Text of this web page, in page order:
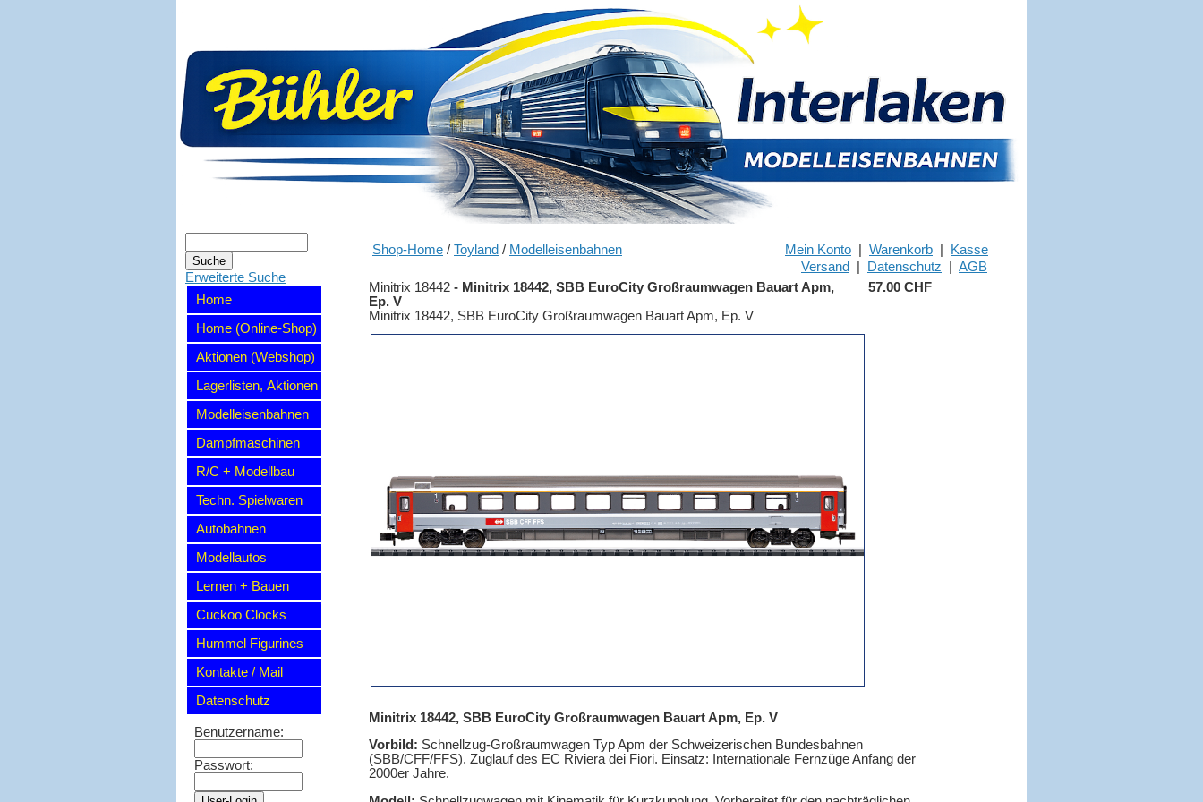
Erweiterte Suche
Home
Home (Online-Shop)
Aktionen (Webshop)
Lagerlisten, Aktionen
Modelleisenbahnen
Dampfmaschinen
R/C + Modellbau
Techn. Spielwaren
Autobahnen
Modellautos
Lernen + Bauen
Cuckoo Clocks
Hummel Figurines
Kontakte / Mail
Datenschutz
Benutzername:
Passwort:
Shop-Home / Toyland / Modelleisenbahnen Mein Konto Warenkorb
Kasse
Versand
Datenschutz
AGB
Minitrix 18442 - Minitrix 18442, SBB EuroCity Großraumwagen Bauart Apm,
Ep. V
Minitrix 18442, SBB EuroCity Großraumwagen Bauart Apm, Ep. V
57.00 CHF
Minitrix 18442, SBB EuroCity Großraumwagen Bauart Apm, Ep. V
Vorbild: Schnellzug-Großraumwagen Typ Apm der Schweizerischen Bundesbahnen
(SBB/CFF/FFS). Zuglauf des EC Riviera dei Fiori. Einsatz: Internationale Fernzüge Anfang der
2000er Jahre.